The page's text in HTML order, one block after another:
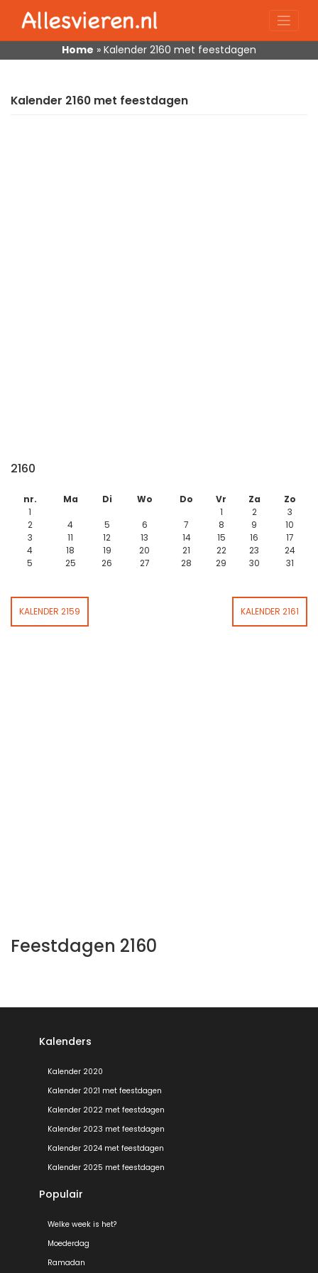
content
Home » Kalender 2160 met feestdagen
Kalender 2160 met feestdagen
2160
nr. Ma Di Wo Do Vr Za
Zo
1
1 2
3
2
4 5 6 7 8 9
10
3
11 12 13 14 15 16
17
4
18 19 20 21 22 23
24
5
25 26 27 28 29 30 31
KALENDER 2159 KALENDER 2161
Feestdagen 2160
Kalenders
Kalender 2020
Kalender 2021 met feestdagen
Kalender 2022 met feestdagen
Kalender 2023 met feestdagen
Kalender 2024 met feestdagen
Kalender 2025 met feestdagen
Populair
Welke week is het?
Moederdag
Ramadan